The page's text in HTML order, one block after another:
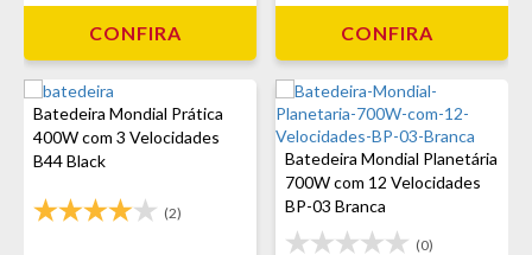
CONFIRA CONFIRA
Batedeira Mondial Prática
400W com 3 Velocidades
B44 Black
(2)
Batedeira Mondial Planetária
700W com 12 Velocidades
BP-03 Branca
(0)